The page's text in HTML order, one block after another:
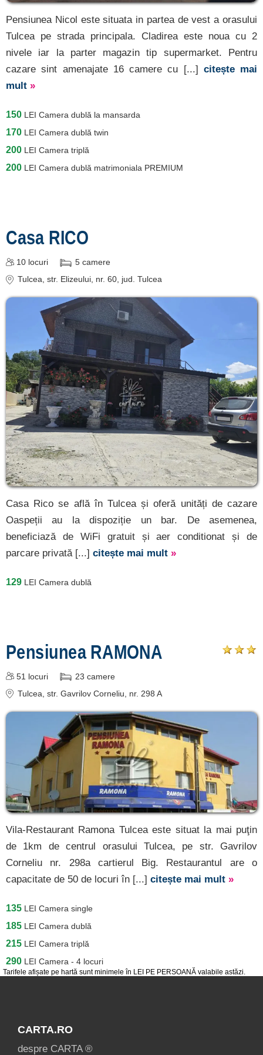
Tarifele afișate pe hartă sunt minimele în LEI PE PERSOANĂ valabile astăzi.
Pensiunea Nicol este situata in partea de vest a orasului
Tulcea pe strada principala. Cladirea este noua cu 2
nivele iar la parter magazin tip supermarket. Pentru
cazare sint amenajate 16 camere cu [...] citește mai
mult »
150 LEI Camera dublă la mansarda
170 LEI Camera dublă twin
200 LEI Camera triplă
200 LEI Camera dublă matrimoniala PREMIUM
Casa RICO
10 locuri 5 camere
Tulcea, str. Elizeului, nr. 60, jud. Tulcea
Casa Rico se află în Tulcea și oferă unități de cazare
Oaspeții au la dispoziție un bar. De asemenea,
beneficiază de WiFi gratuit și aer conditionat și de
parcare privată [...] citește mai mult »
129 LEI Camera dublă
Pensiunea RAMONA
51 locuri 23 camere
Tulcea, str. Gavrilov Corneliu, nr. 298 A
Vila-Restaurant Ramona Tulcea este situat la mai puţin
de 1km de centrul orasului Tulcea, pe str. Gavrilov
Corneliu nr. 298a cartierul Big. Restaurantul are o
capacitate de 50 de locuri în [...] citește mai mult »
135 LEI Camera single
185 LEI Camera dublă
215 LEI Camera triplă
290 LEI Camera - 4 locuri
Chilia Veche
[2 oferte la 47 km]
Periprava
[1 oferte la 63.5 km]
[8 oferte la 67.3 km]
Sfântu Gheorghe Delta
[1 oferte la 70 km]
despre C A R T A ®
CARTA.RO
despre CARTA ®